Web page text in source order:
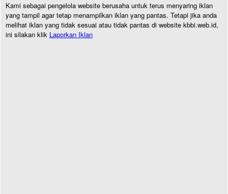
Kami sebagai pengelola website berusaha untuk terus menyaring iklan
yang tampil agar tetap menampilkan iklan yang pantas. Tetapi jika anda
melihat iklan yang tidak sesuai atau tidak pantas di website kbbi.web.id,
ini silakan klik Laporkan Iklan